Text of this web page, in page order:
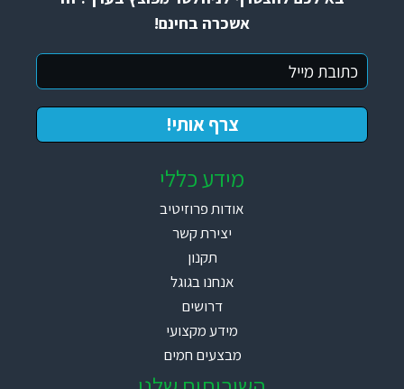
אשכרה בחינם!
מידע כללי
אודות פרוזיטיב
יצירת קשר
תקנון
אנחנו בגוגל
דרושים
מידע מקצועי
מבצעים חמים